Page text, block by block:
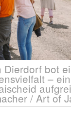
Dierdorf bot
–
/ Art of